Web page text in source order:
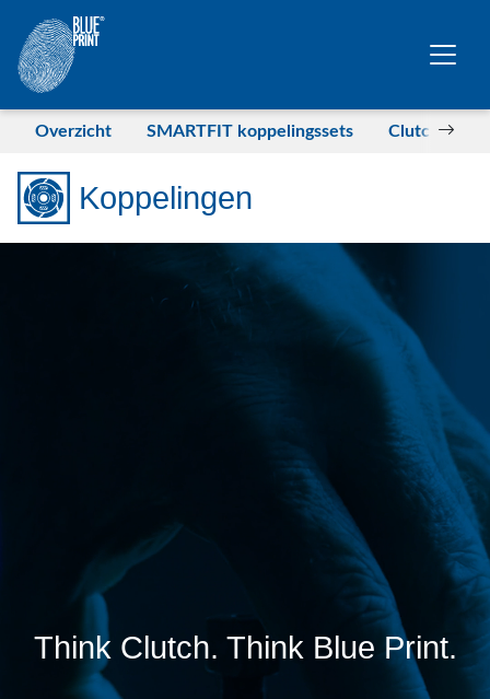
Overslaan naar hoofdinhoud
Overzicht SMARTFIT koppelingssets Clutches for
Koppelingen
Think Clutch. Think Blue Print.